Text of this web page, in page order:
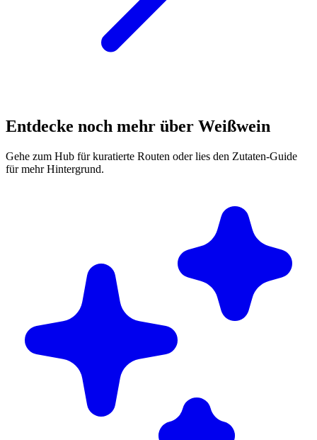
Entdecke noch mehr über Weißwein
Gehe zum Hub für kuratierte Routen oder lies den Zutaten-Guide
für mehr Hintergrund.